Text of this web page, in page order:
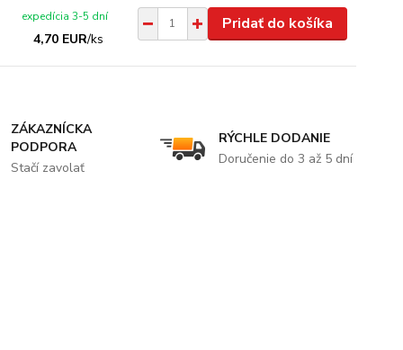
4,70 EUR/ks
expedícia 3-5 dní Pridať do košíka
ZÁKAZNÍCKA
PODPORA
Stačí zavolať
RÝCHLE DODANIE
Doručenie do 3 až 5 dní